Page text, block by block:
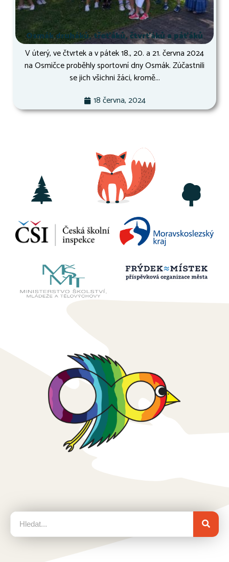
Osmák druháků, třeťáků, čtvrťáků a páťáků
V úterý, ve čtvrtek a v pátek 18., 20. a 21. června 2024
na Osmičce proběhly sportovní dny Osmák. Zúčastnili
se jich všichni žáci, kromě...
18 června, 2024